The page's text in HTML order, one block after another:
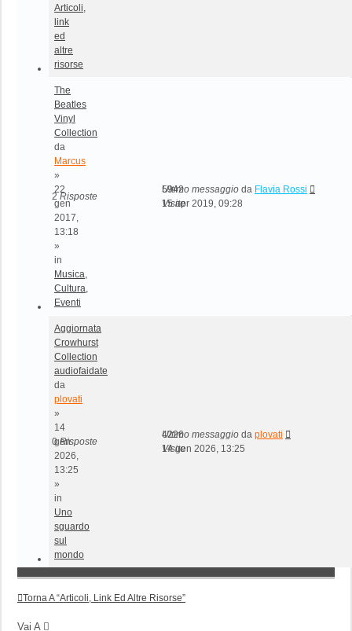
Articoli,
link
ed
altre
risorse
The
Beatles
Vinyl
Collection
da
Marcus
»
22
gen
2017,
13:18
»
in
Musica,
Cultura,
Eventi
2Risposte
5942
Visite
Ultimo messaggio da Flavia Rossi
15 apr 2019, 09:28
Aggiornata
Crowhurst
Collection
audiofaidate
da
plovati
»
14
gen
2026,
13:25
»
in
Uno
sguardo
sul
mondo
0Risposte
4226
Visite
Ultimo messaggio da plovati
14 gen 2026, 13:25
Torna A “Articoli, Link Ed Altre Risorse”
Vai A